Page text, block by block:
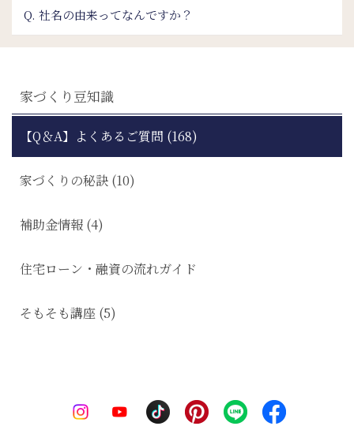
Q. 社名の由来ってなんですか？
家づくり豆知識
【Q＆A】よくあるご質問 (168)
家づくりの秘訣 (10)
補助金情報 (4)
住宅ローン・融資の流れガイド
そもそも講座 (5)